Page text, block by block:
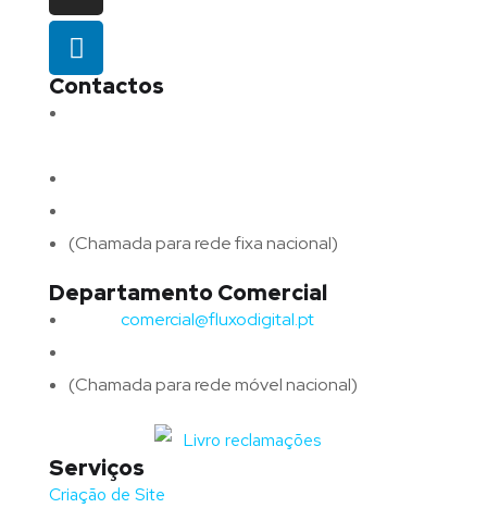
Contactos
(Chamada para rede fixa nacional)
Departamento Comercial
comercial@fluxodigital.pt
(Chamada para rede móvel nacional)
Serviços
Criação de Site